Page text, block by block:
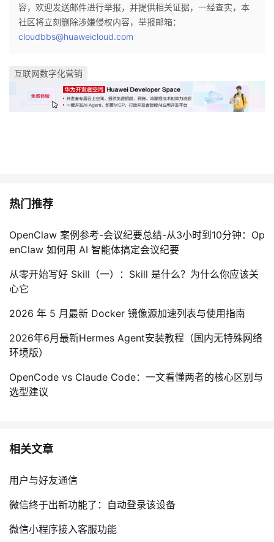
容，欢迎发送邮件进行举报，并提供相关证据，一经查实，本
社区将立刻删除涉嫌侵权内容，举报邮箱：
cloudbbs@huaweicloud.com
互联网数字化营销
热门推荐
OpenClaw 案例参考-会议纪要总结-从3小时到10分钟：Op
enClaw 如何用 AI 智能体搞定会议纪要
从零开始写好 Skill（一）：Skill 是什么？为什么你应该关
心它
2026 年 5 月最新 Docker 镜像源加速列表与使用指南
2026年6月最新Hermes Agent安装教程（国内无特殊网络
环境版）
OpenCode vs Claude Code：一文看懂两者的核心区别与
选型建议
相关文章
用户与好友通信
微信终于出新功能了：自动登录该设备
微信小程序接入客服功能